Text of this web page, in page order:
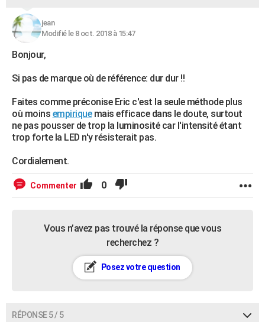
jean
Modifié le 8 oct. 2018 à 15:47
Bonjour,
Si pas de marque où de référence: dur dur !!
Faites comme préconise Eric c'est la seule méthode plus
où moins empiriquemais efficace dans le doute, surtout
ne pas pousser de trop la luminosité car l'intensité étant
trop forte la LED n'y résisterait pas.
Cordialement.
Commenter 0
Vous n’avez pas trouvé la réponse que vous
recherchez ?
Posez votre question
RÉPONSE 5 / 5